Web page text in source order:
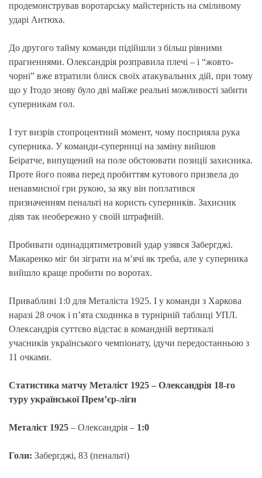
продемонстрував воротарську майстерність на сміливому
ударі Антюха.
До другого тайму команди підійшли з більш рівними
прагненнями. Олександрія розправила плечі – і “жовто-
чорні” вже втратили блиск своїх атакувальних дій, при тому
що у Ітодо знову було дві майже реальні можливості забити
суперникам гол.
І тут визрів стопроцентний момент, чому посприяла рука
суперника. У команди-суперниці на заміну вийшов
Беіратче, випущений на поле обстоювати позиції захисника.
Проте його поява перед пробиттям кутового призвела до
ненавмисної гри рукою, за яку він поплатився
призначенням пенальті на користь суперників. Захисник
діяв так необережно у своїй штрафній.
Пробивати одинадцятиметровий удар узявся Забергджі.
Макаренко міг би зіграти на м’ячі як треба, але у суперника
вийшло краще пробити по воротах.
Привабливі 1:0 для Металіста 1925. І у команди з Харкова
наразі 28 очок і п’ята сходинка в турнірній таблиці УПЛ.
Олександрія суттєво відстає в командній вертикалі
учасників українського чемпіонату, ідучи передостанньою з
11 очками.
Статистика матчу Металіст 1925 – Олександрія 18-го
туру української Прем’єр-ліги
Металіст 1925 – Олександрія – 1:0
Голи: Забергджі, 83 (пенальті)